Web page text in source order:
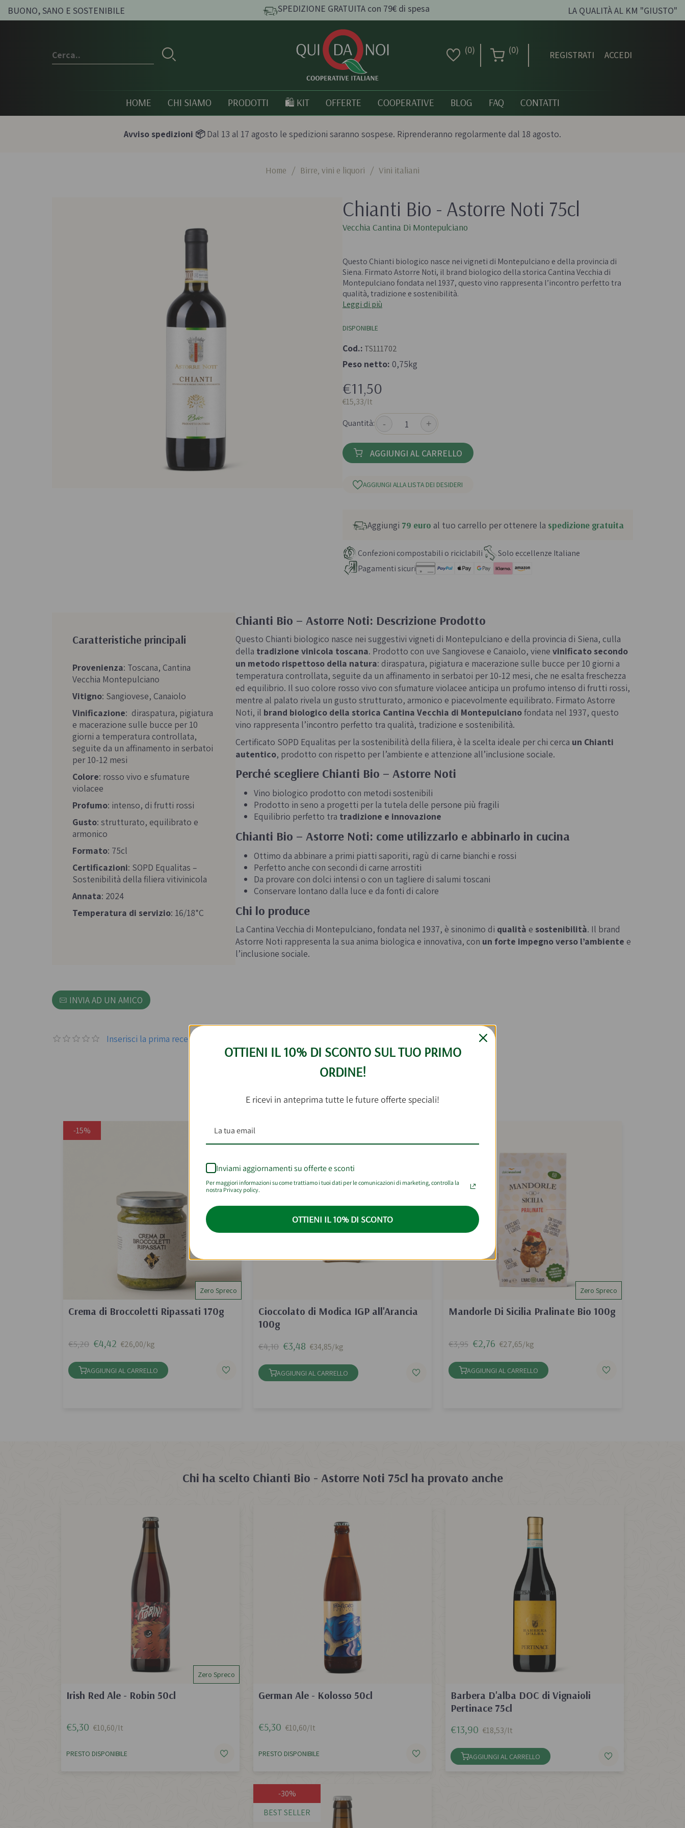
BUONO, SANO E SOSTENIBILE SPEDIZIONE GRATUITA con 79€ di spesa LA QUALITÀ AL KM "GIUSTO"
(0) (0) REGISTRATI ACCEDI
HOME CHI SIAMO PRODOTTI
Sughi biologici e passate
Spezie biologiche e aromi
Pasta artigianale
Taralli e grissini artigianali
Prodotti italiani biologici
e miele
Creme spalmabili
Gluten free
glutine
Bevande e succhi di
Té e tisane biologiche
Succhi bio e bevande
Frutta secca biologica
🛍️ KIT OFFERTE COOPERATIVE BLOG FAQ CONTATTI
Avviso spedizioni 📦Dal 13 al 17 agosto le spedizioni saranno sospese. Riprenderanno regolarmente dal 18 agosto.
Home / Birre, vini e liquori / Vini italiani
Chianti Bio - Astorre Noti 75cl
Vecchia Cantina Di Montepulciano
Questo Chianti biologico nasce nei vigneti di Montepulciano e della provincia di
Siena. Firmato Astorre Noti, il brand biologico della storica Cantina Vecchia di
Montepulciano fondata nel 1937, questo vino rappresenta l’incontro perfetto tra
qualità, tradizione e sostenibilità.
Leggi di più
DISPONIBILE
Cod.: TS111702
Peso netto: 0,75kg
€11,50
€15,33/lt
Quantità:
- +
AGGIUNGI AL CARRELLO
AGGIUNGI ALLA LISTA DEI DESIDERI
Aggiungi 79 euro al tuo carrello per ottenere la spedizione gratuita
Confezioni compostabili o riciclabili
Solo eccellenze Italiane
Pagamenti sicuri
Chianti Bio – Astorre Noti: Descrizione Prodotto
Questo Chianti biologico nasce nei suggestivi vigneti di Montepulciano e della provincia di Siena, culla
della tradizione vinicola toscana. Prodotto con uve Sangiovese e Canaiolo, viene vinificato secondo
un metodo rispettoso della natura: diraspatura, pigiatura e macerazione sulle bucce per 10 giorni a
temperatura controllata, seguite da un affinamento in serbatoi per 10-12 mesi, che ne esalta freschezza
ed equilibrio. Il suo colore rosso vivo con sfumature violacee anticipa un profumo intenso di frutti rossi,
mentre al palato rivela un gusto strutturato, armonico e piacevolmente equilibrato. Firmato Astorre
Noti, il brand biologico della storica Cantina Vecchia di Montepulcianofondata nel 1937, questo
vino rappresenta l’incontro perfetto tra qualità, tradizione e sostenibilità.
Certificato SOPD Equalitas per la sostenibilità della filiera, è la scelta ideale per chi cerca un Chianti
autentico, prodotto con rispetto per l’ambiente e attenzione all’inclusione sociale.
Perché scegliere Chianti Bio – Astorre Noti
Vino biologico prodotto con metodi sostenibili
Prodotto in seno a progetti per la tutela delle persone più fragili
Equilibrio perfetto tra tradizione e innovazione
Chianti Bio – Astorre Noti: come utilizzarlo e abbinarlo in cucina
Ottimo da abbinare a primi piatti saporiti, ragù di carne bianchi e rossi
Perfetto anche con secondi di carne arrostiti
Da provare con dolci intensi o con un tagliere di salumi toscani
Conservare lontano dalla luce e da fonti di calore
Chi lo produce
La Cantina Vecchia di Montepulciano, fondata nel 1937, è sinonimo di qualità e sostenibilità. Il brand
Astorre Noti rappresenta la sua anima biologica e innovativa, con un forte impegno verso l’ambiente e
l’inclusione sociale.
Caratteristiche principali
Provenienza: Toscana, Cantina
Vecchia Montepulciano
Vitigno: Sangiovese, Canaiolo
Vinificazione: diraspatura, pigiatura
e macerazione sulle bucce per 10
giorni a temperatura controllata,
seguite da un affinamento in serbatoi
per 10-12 mesi
Colore: rosso vivo e sfumature
violacee
Profumo: intenso, di frutti rossi
Gusto: strutturato, equilibrato e
armonico
Formato: 75cl
Certificazioni: SOPD Equalitas –
Sostenibilità della filiera vitivinicola
Annata: 2024
Temperatura di servizio: 16/18*C
INVIA AD UN AMICO
Inserisci la prima recensione per questo prodotto
Con cosa abbinare Chianti Bio - Astorre Noti 75cl
Zero Spreco
Crema di Broccoletti Ripassati 170g
-15%
€5,20 €4,42 €26,00/kg
AGGIUNGI AL CARRELLO
Cioccolato di Modica IGP all'Arancia
100g
€4,10 €3,48 €34,85/kg
AGGIUNGI AL CARRELLO
Zero Spreco
Mandorle Di Sicilia Pralinate Bio 100g
€3,95 €2,76 €27,65/kg
AGGIUNGI AL CARRELLO
Chi ha scelto Chianti Bio - Astorre Noti 75cl ha provato anche
Zero Spreco
Irish Red Ale - Robin 50cl
€5,30 €10,60/lt
PRESTO DISPONIBILE
German Ale - Kolosso 50cl
€5,30 €10,60/lt
PRESTO DISPONIBILE
Barbera D'alba DOC di Vignaioli
Pertinace 75cl
€13,90 €18,53/lt
AGGIUNGI AL CARRELLO
-30%
BEST SELLER
OTTIENI IL 10% DI SCONTO SUL TUO PRIMO
ORDINE!
E ricevi in anteprima tutte le future offerte speciali!
Inviami aggiornamenti su offerte e sconti
Per maggiori informazioni su come trattiamo i tuoi dati per le comunicazioni di marketing, controlla la
nostra Privacy policy.
OTTIENI IL 10% DI SCONTO